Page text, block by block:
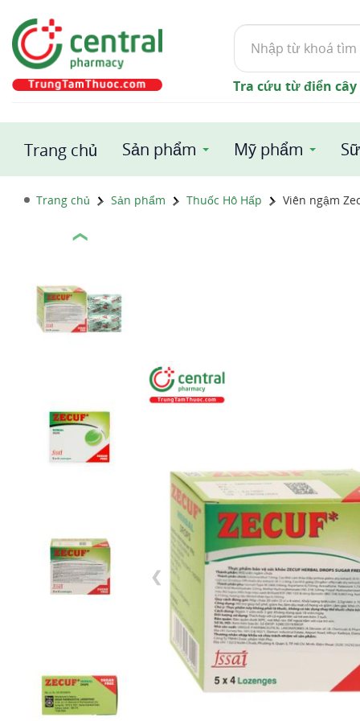
Tìm
kiếm
Tra cứu từ điển
Trang chủ Sản phẩm Mỹ phẩm
Trang chủ Sản phẩm Thuốc Hô Hấp Viên ngậm
❮
1 / 7
❮